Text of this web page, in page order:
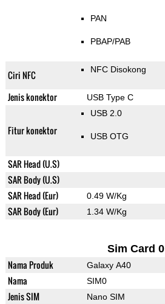
PAN
PBAP/PAB
Ciri NFC NFC Disokong
Jenis konektor USB Type C
Fitur konektor
USB 2.0
USB OTG
SAR Head (U.S)
SAR Body (U.S)
SAR Head (Eur) 0.49 W/Kg
SAR Body (Eur) 1.34 W/Kg
Sim Card 0
Nama Produk Galaxy A40
Nama SIM0
Jenis SIM Nano SIM